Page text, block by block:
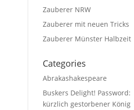
Zauberer NRW
Zauberer mit neuen Tricks
Zauberer Münster Halbzeit
Categories
Abrakashakespeare
Buskers Delight! Password:
kürzlich gestorbener König